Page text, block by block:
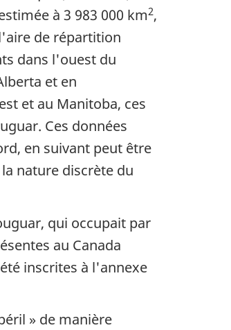
à 3 983 000 km2,
de répartition
dans l'ouest du
et en
et au Manitoba, ces
Ces données
en suivant peut être
nature discrète du
, qui occupait par
au Canada
inscrites à l'annexe
» de manière